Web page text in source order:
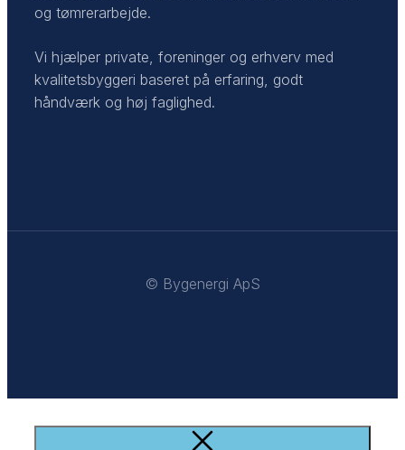
og tømrerarbejde.
Vi hjælper private, foreninger og erhverv med
kvalitetsbyggeri baseret på erfaring, godt
håndværk og høj faglighed.
© Bygenergi ApS